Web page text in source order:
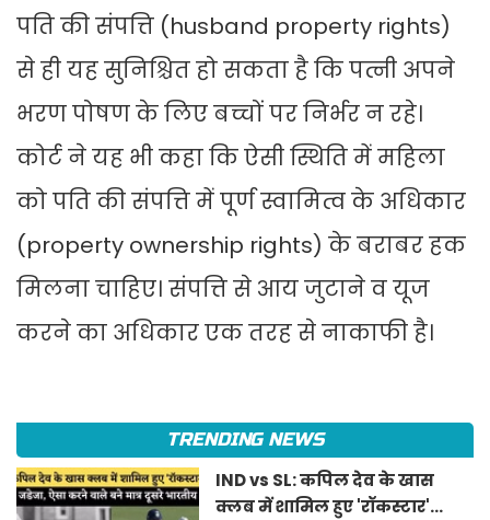
पति की संपत्ति (husband property rights)
से ही यह सुनिश्चित हो सकता है कि पत्नी अपने
भरण पोषण के लिए बच्चों पर निर्भर न रहे।
कोर्ट ने यह भी कहा कि ऐसी स्थिति में महिला
को पति की संपत्ति में पूर्ण स्वामित्व के अधिकार
(property ownership rights) के बराबर हक
मिलना चाहिए। संपत्ति से आय जुटाने व यूज
करने का अधिकार एक तरह से नाकाफी है।
TRENDING NEWS
IND vs SL: कपिल देव के खास
क्लब में शामिल हुए 'रॉकस्टार'